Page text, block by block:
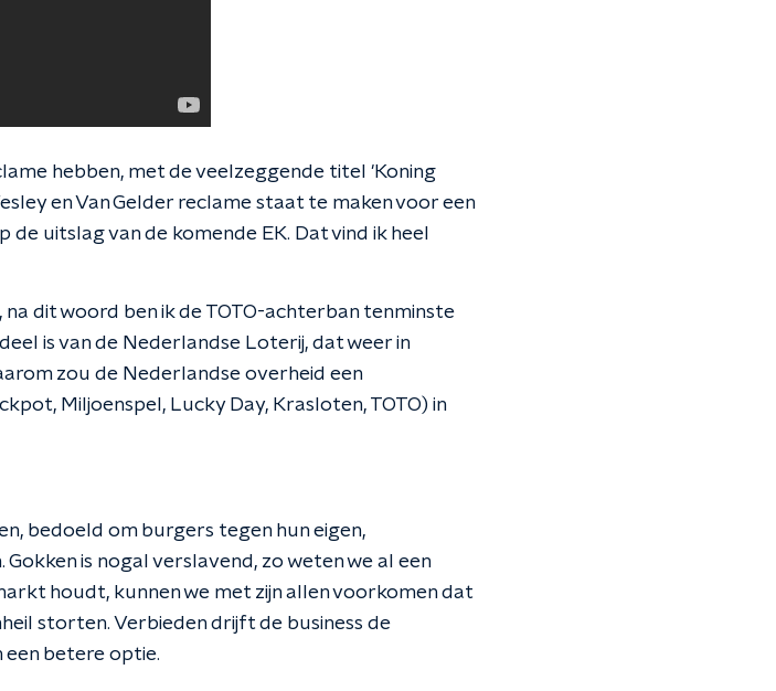
hebben, met de veelzeggende titel 'Koning
en Van Gelder reclame staat te maken voor een
uitslag van de komende EK. Dat vind ik heel
dit woord ben ik de TOTO-achterban tenminste
is van de Nederlandse Loterij, dat weer in
zou de Nederlandse overheid een
Miljoenspel, Lucky Day, Krasloten, TOTO) in
bedoeld om burgers tegen hun eigen,
is nogal verslavend, zo weten we al een
houdt, kunnen we met zijn allen voorkomen dat
storten. Verbieden drijft de business de
betere optie.